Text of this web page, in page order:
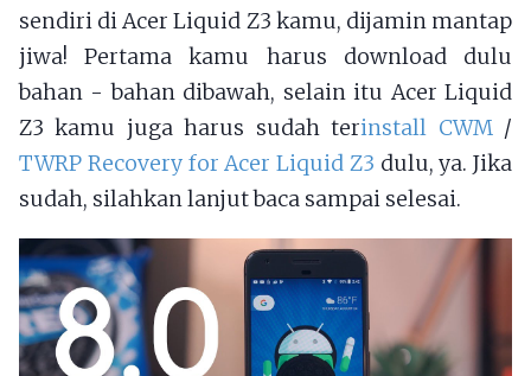
sendiri di Acer Liquid Z3 kamu, dijamin mantap
jiwa! Pertama kamu harus download dulu
bahan - bahan dibawah, selain itu Acer Liquid
Z3 kamu juga harus sudah terinstall CWM/
TWRP Recovery for Acer Liquid Z3 dulu, ya. Jika
sudah, silahkan lanjut baca sampai selesai.